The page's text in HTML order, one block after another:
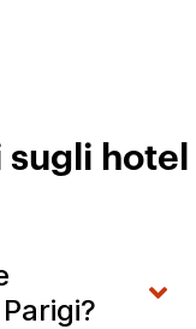
hotel